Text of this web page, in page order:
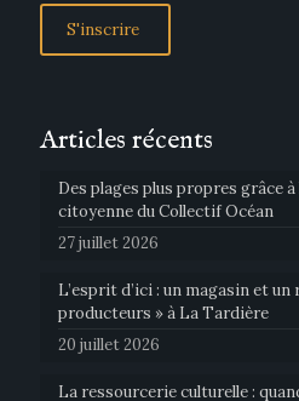
Articles récents
Des plages plus propres grâce
citoyenne du Collectif Océan
27 juillet 2026
L’esprit d’ici : un magasin et
producteurs » à La Tardière
20 juillet 2026
La ressourcerie culturelle :